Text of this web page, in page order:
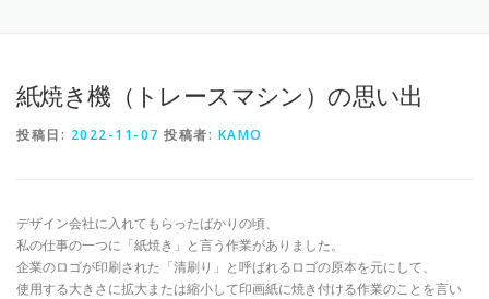
お仕事の依頼・お問い合わせ
紙焼き機（トレースマシン）の思い出
投稿日: 2022-11-07 投稿者: KAMO
デザイン会社に入れてもらったばかりの頃、
私の仕事の一つに「紙焼き」と言う作業がありました。
企業のロゴが印刷された「清刷り」と呼ばれるロゴの原本を元にして、
使用する大きさに拡大または縮小して印画紙に焼き付ける作業のことを言い